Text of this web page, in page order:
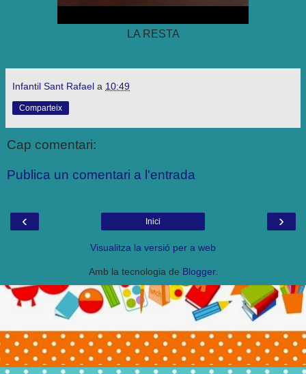
LA RESTA
Infantil Sant Rafael a 10:49
Comparteix
Cap comentari:
Publica un comentari a l'entrada
‹ ›
Inici
Visualitza la versió per a web
Amb la tecnologia de Blogger.